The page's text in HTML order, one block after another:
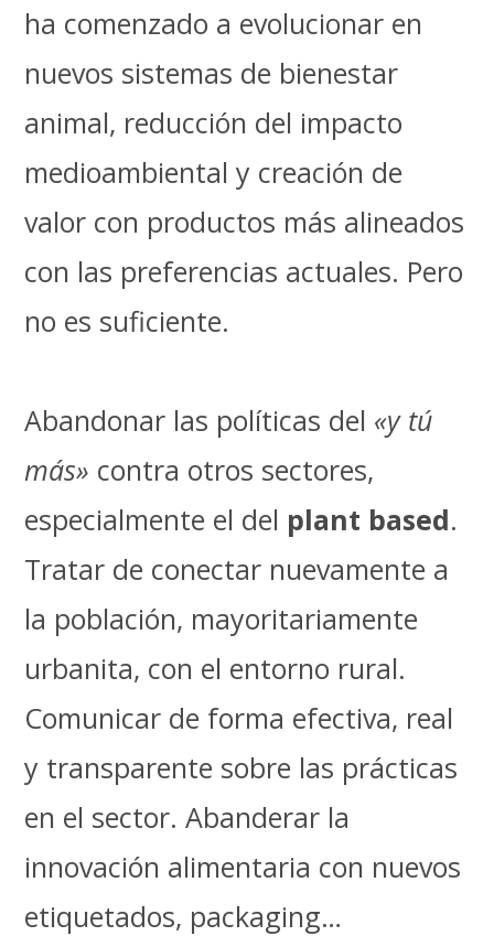
ha comenzado a evolucionar en
nuevos sistemas de bienestar
animal, reducción del impacto
medioambiental y creación de
valor con productos más alineados
con las preferencias actuales. Pero
no es suficiente.
Abandonar las políticas del «y tú
más» contra otros sectores,
especialmente el del plant based.
Tratar de conectar nuevamente a
la población, mayoritariamente
urbanita, con el entorno rural.
Comunicar de forma efectiva, real
y transparente sobre las prácticas
en el sector. Abanderar la
innovación alimentaria con nuevos
etiquetados, packaging…